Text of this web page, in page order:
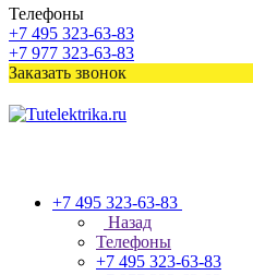
Телефоны
+7 495 323-63-83
+7 977 323-63-83
Заказать звонок
+7 495 323-63-83
Назад
Телефоны
+7 495 323-63-83